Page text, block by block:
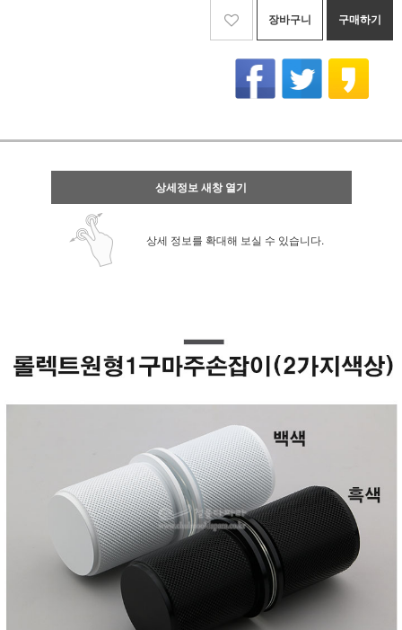
장바구니 구매하기
상세정보 새창 열기
상세 정보를 확대해 보실 수 있습니다.